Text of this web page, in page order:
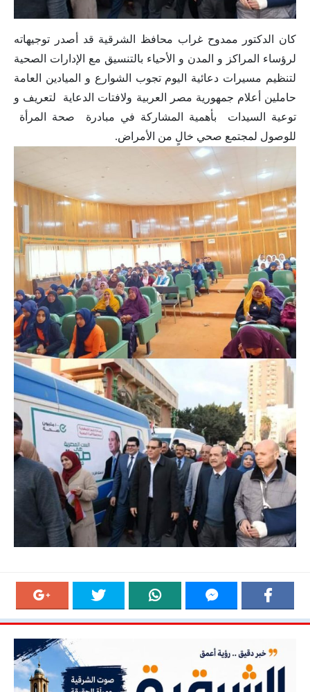
كان الدكتور ممدوح غراب محافظ الشرقية قد أصدر توجيهاته
لرؤساء المراكز و المدن و الأحياء بالتنسيق مع الإدارات الصحية
لتنظيم مسيرات دعائية اليوم تجوب الشوارع و الميادين العامة
حاملين أعلام جمهورية مصر العربية ولافتات الدعاية لتعريف و
توعية السيدات بأهمية المشاركة في مبادرة صحة المرأة
للوصول لمجتمع صحي خالٍ من الأمراض.